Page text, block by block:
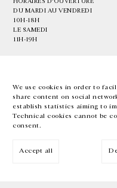
We use cookies in order to
share content on social
establish statistics aiming to
Technical cookies cannot be
consent.
Accept all
DU MARDI AU VENDREDI
10H-18H
LE SAMEDI
11H-19H
EN FR 中文 Facebook
Inscrivez-vous à notre newsletter